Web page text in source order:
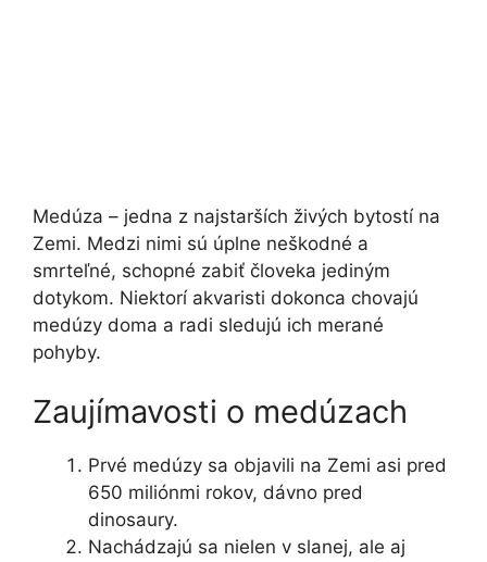
Medúza – jedna z najstarších živých bytostí na
Zemi. Medzi nimi sú úplne neškodné a
smrteľné, schopné zabiť človeka jediným
dotykom. Niektorí akvaristi dokonca chovajú
medúzy doma a radi sledujú ich merané
pohyby.
Zaujímavosti o medúzach
Prvé medúzy sa objavili na Zemi asi pred
650 miliónmi rokov, dávno pred
dinosaury.
Nachádzajú sa nielen v slanej, ale aj